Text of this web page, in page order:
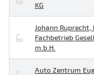
KG
Johann Ruprecht,
Fachbetrieb
m.b.H.
Auto Zentrum